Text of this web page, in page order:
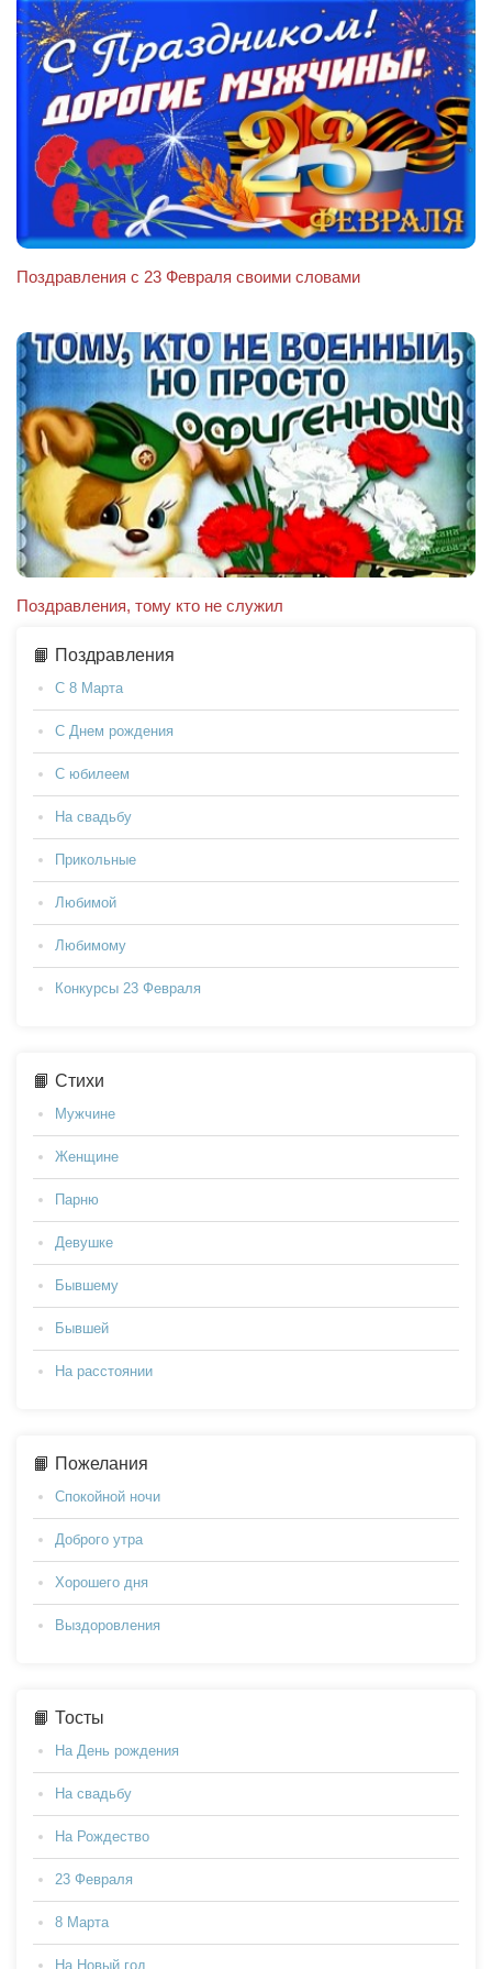
Поздравления с 23 Февраля своими словами
Поздравления, тому кто не служил
📙 Поздравления
С 8 Марта
С Днем рождения
С юбилеем
На свадьбу
Прикольные
Любимой
Любимому
Конкурсы 23 Февраля
📙 Стихи
Мужчине
Женщине
Парню
Девушке
Бывшему
Бывшей
На расстоянии
📙 Пожелания
Спокойной ночи
Доброго утра
Хорошего дня
Выздоровления
📙 Тосты
На День рождения
На свадьбу
На Рождество
23 Февраля
8 Марта
На Новый год